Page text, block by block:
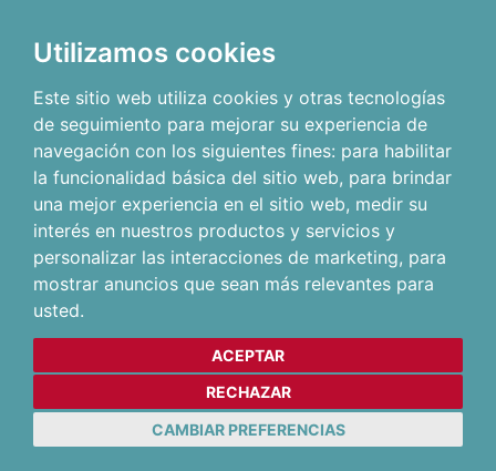
Utilizamos cookies
Este sitio web utiliza cookies y otras tecnologías
de seguimiento para mejorar su experiencia de
navegación con los siguientes fines: para habilitar
la funcionalidad básica del sitio web, para brindar
una mejor experiencia en el sitio web, medir su
interés en nuestros productos y servicios y
personalizar las interacciones de marketing, para
mostrar anuncios que sean más relevantes para
usted.
ACEPTAR
RECHAZAR
CAMBIAR PREFERENCIAS